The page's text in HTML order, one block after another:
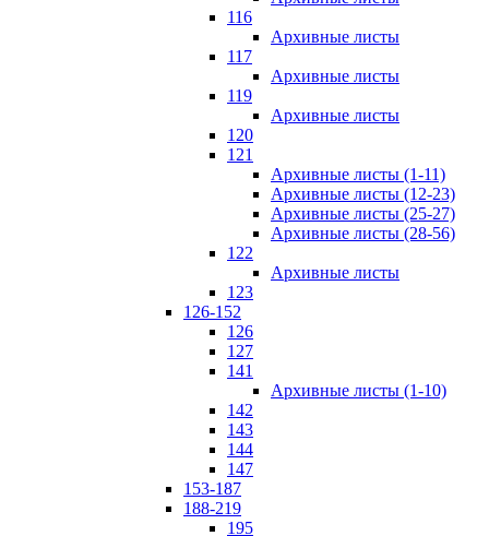
116
Архивные листы
117
Архивные листы
119
Архивные листы
120
121
Архивные листы (1-11)
Архивные листы (12-23)
Архивные листы (25-27)
Архивные листы (28-56)
122
Архивные листы
123
126-152
126
127
141
Архивные листы (1-10)
142
143
144
147
153-187
188-219
195